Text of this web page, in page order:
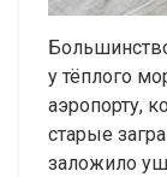
у тёплого
аэропорту,
старые
заложило